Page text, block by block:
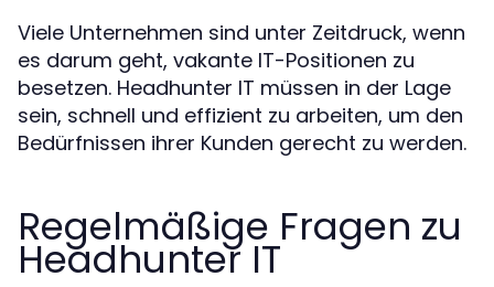
Viele Unternehmen sind unter Zeitdruck, wenn
es darum geht, vakante IT-Positionen zu
besetzen. Headhunter IT müssen in der Lage
sein, schnell und effizient zu arbeiten, um den
Bedürfnissen ihrer Kunden gerecht zu werden.
Regelmäßige Fragen zu
Headhunter IT